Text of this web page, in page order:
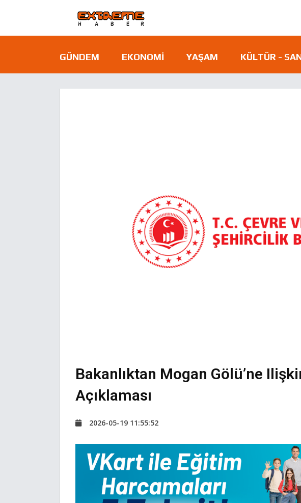
GÜNDEM EKONOMI YAŞAM KÜLTÜR -
Bakanlıktan Mogan Gölü’ne
Açıklaması
2026-05-19 11:55:52